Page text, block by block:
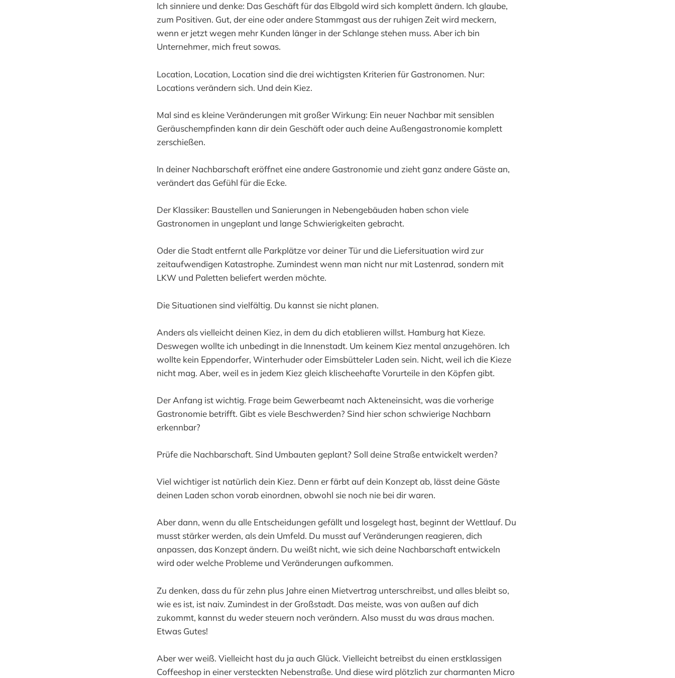
Ich sinniere und denke: Das Geschäft für das Elbgold wird sich komplett ändern. Ich glaube,
zum Positiven. Gut, der eine oder andere Stammgast aus der ruhigen Zeit wird meckern,
wenn er jetzt wegen mehr Kunden länger in der Schlange stehen muss. Aber ich bin
Unternehmer, mich freut sowas.
Location, Location, Location sind die drei wichtigsten Kriterien für Gastronomen. Nur:
Locations verändern sich. Und dein Kiez.
Mal sind es kleine Veränderungen mit großer Wirkung: Ein neuer Nachbar mit sensiblen
Geräuschempfinden kann dir dein Geschäft oder auch deine Außengastronomie komplett
zerschießen.
In deiner Nachbarschaft eröffnet eine andere Gastronomie und zieht ganz andere Gäste an,
verändert das Gefühl für die Ecke.
Der Klassiker: Baustellen und Sanierungen in Nebengebäuden haben schon viele
Gastronomen in ungeplant und lange Schwierigkeiten gebracht.
Oder die Stadt entfernt alle Parkplätze vor deiner Tür und die Liefersituation wird zur
zeitaufwendigen Katastrophe. Zumindest wenn man nicht nur mit Lastenrad, sondern mit
LKW und Paletten beliefert werden möchte.
Die Situationen sind vielfältig. Du kannst sie nicht planen.
Anders als vielleicht deinen Kiez, in dem du dich etablieren willst. Hamburg hat Kieze.
Deswegen wollte ich unbedingt in die Innenstadt. Um keinem Kiez mental anzugehören. Ich
wollte kein Eppendorfer, Winterhuder oder Eimsbütteler Laden sein. Nicht, weil ich die Kieze
nicht mag. Aber, weil es in jedem Kiez gleich klischeehafte Vorurteile in den Köpfen gibt.
Der Anfang ist wichtig. Frage beim Gewerbeamt nach Akteneinsicht, was die vorherige
Gastronomie betrifft. Gibt es viele Beschwerden? Sind hier schon schwierige Nachbarn
erkennbar?
Prüfe die Nachbarschaft. Sind Umbauten geplant? Soll deine Straße entwickelt werden?
Viel wichtiger ist natürlich dein Kiez. Denn er färbt auf dein Konzept ab, lässt deine Gäste
deinen Laden schon vorab einordnen, obwohl sie noch nie bei dir waren.
Aber dann, wenn du alle Entscheidungen gefällt und losgelegt hast, beginnt der Wettlauf. Du
musst stärker werden, als dein Umfeld. Du musst auf Veränderungen reagieren, dich
anpassen, das Konzept ändern. Du weißt nicht, wie sich deine Nachbarschaft entwickeln
wird oder welche Probleme und Veränderungen aufkommen.
Zu denken, dass du für zehn plus Jahre einen Mietvertrag unterschreibst, und alles bleibt so,
wie es ist, ist naiv. Zumindest in der Großstadt. Das meiste, was von außen auf dich
zukommt, kannst du weder steuern noch verändern. Also musst du was draus machen.
Etwas Gutes!
Aber wer weiß. Vielleicht hast du ja auch Glück. Vielleicht betreibst du einen erstklassigen
Coffeeshop in einer versteckten Nebenstraße. Und diese wird plötzlich zur charmanten Micro